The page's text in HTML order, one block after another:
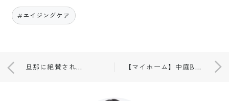
#エイジングケア
旦那に絶賛される親子丼🥢 【マイホーム】中庭BBQのデメリット